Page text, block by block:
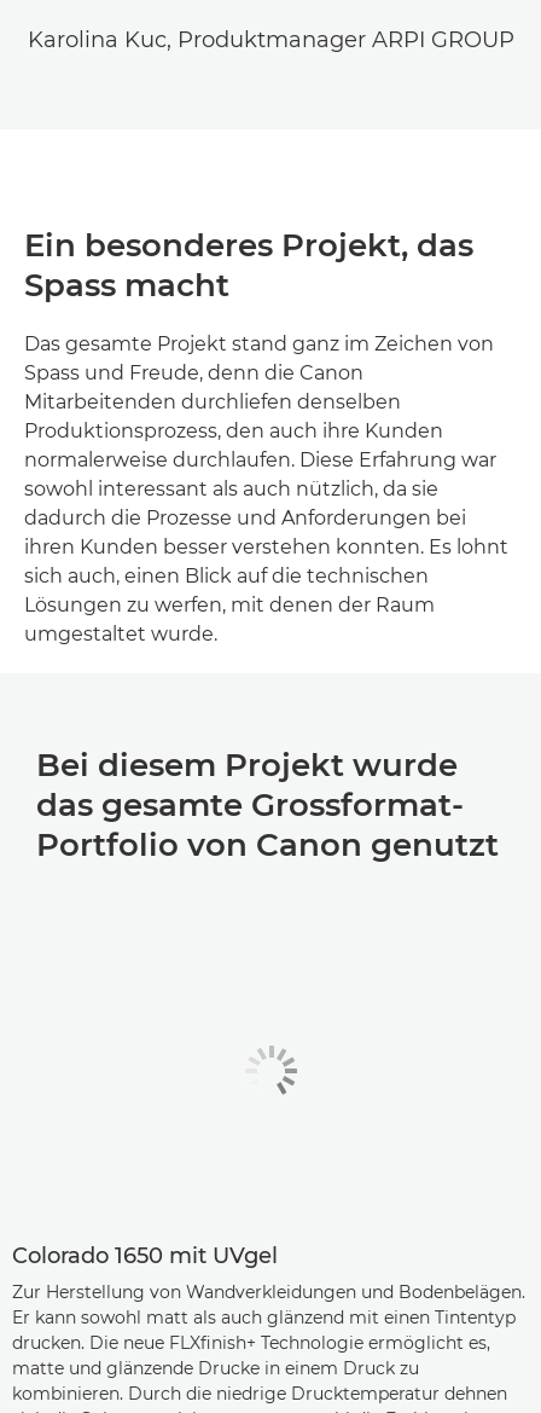
Karolina Kuc, Produktmanager ARPI GROUP
Ein besonderes Projekt, das
Spass macht
Das gesamte Projekt stand ganz im Zeichen von
Spass und Freude, denn die Canon
Mitarbeitenden durchliefen denselben
Produktionsprozess, den auch ihre Kunden
normalerweise durchlaufen. Diese Erfahrung war
sowohl interessant als auch nützlich, da sie
dadurch die Prozesse und Anforderungen bei
ihren Kunden besser verstehen konnten. Es lohnt
sich auch, einen Blick auf die technischen
Lösungen zu werfen, mit denen der Raum
umgestaltet wurde.
Bei diesem Projekt wurde
das gesamte Grossformat-
Portfolio von Canon genutzt
Colorado 1650 mit UVgel
Zur Herstellung von Wandverkleidungen und Bodenbelägen.
Er kann sowohl matt als auch glänzend mit einen Tintentyp
drucken. Die neue FLXfinish+ Technologie ermöglicht es,
matte und glänzende Drucke in einem Druck zu
kombinieren. Durch die niedrige Drucktemperatur dehnen